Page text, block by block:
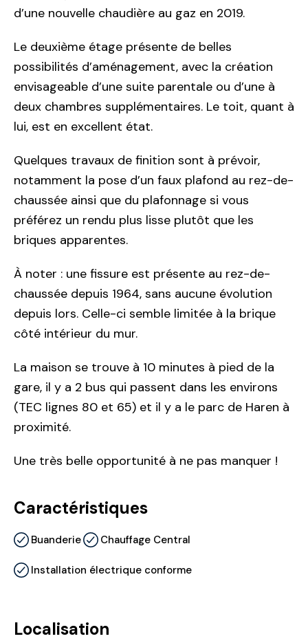
d’une nouvelle chaudière au gaz en 2019.
Le deuxième étage présente de belles
possibilités d’aménagement, avec la création
envisageable d’une suite parentale ou d’une à
deux chambres supplémentaires. Le toit, quant à
lui, est en excellent état.
Quelques travaux de finition sont à prévoir,
notamment la pose d’un faux plafond au rez-de-
chaussée ainsi que du plafonnage si vous
préférez un rendu plus lisse plutôt que les
briques apparentes.
À noter : une fissure est présente au rez-de-
chaussée depuis 1964, sans aucune évolution
depuis lors. Celle-ci semble limitée à la brique
côté intérieur du mur.
La maison se trouve à 10 minutes à pied de la
gare, il y a 2 bus qui passent dans les environs
(TEC lignes 80 et 65) et il y a le parc de Haren à
proximité.
Une très belle opportunité à ne pas manquer !
Caractéristiques
Buanderie Chauffage Central
Installation électrique conforme
Localisation